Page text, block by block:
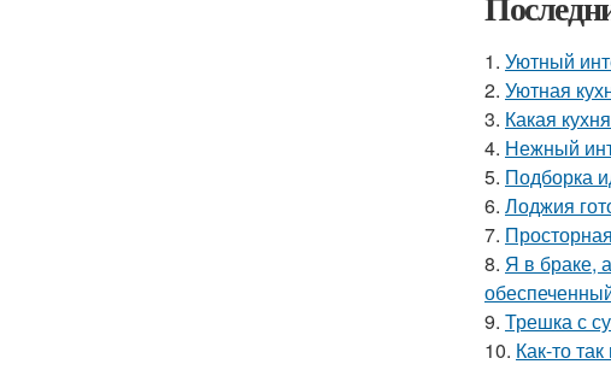
1. Уютный
2. Уютная
3. Какая
4. Нежный
5. Подборка
6. Лоджия
7.
8. Я в браке,
9. Трешка с
10. Как-то